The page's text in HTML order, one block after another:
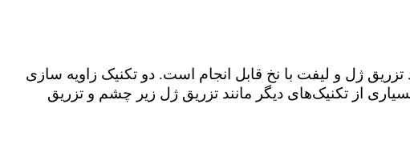
ژل و لیفت با نخ قابل انجام است. دو تکنیک زاویه سازی
از تکنیک‌های دیگر مانند تزریق ژل زیر چشم و تزریق